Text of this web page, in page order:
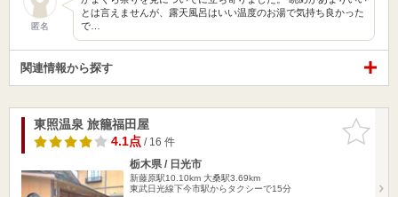
匿名
とは言えませんが、露天風呂はいい温度のお湯で気持ち良かった
で…
関連情報から探す
お気に入
りに追加
東照温泉 旅籠福田屋
4.1点/ 16 件
栃木県 / 日光市
新藤原駅10.10km 大桑駅3.69km
東武日光線下今市駅からタクシーで15分